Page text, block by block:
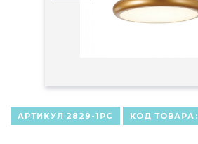
АРТИКУЛ 2829-1PC КОД ТОВАРА: